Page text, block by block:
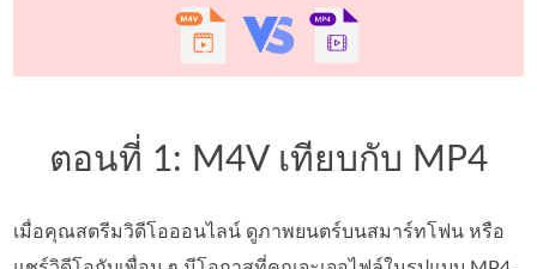
ตอนที่ 1: M4V เทียบกับ MP4
เมื่อคุณสตรีมวิดีโอออนไลน์ ดูภาพยนตร์บนสมาร์ทโฟน หรือ